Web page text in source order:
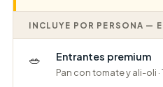
INCLUYE POR PERSONA —
🥗 Entrantes premium
Pan con tomate y ali-oli